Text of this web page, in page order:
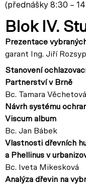
(přednášky 8:30 –
Blok IV.
Prezentace
garant Ing. Jiří
Stanovení
Partnerství v Brně
Bc. Tamara Věchetová
Návrh systému
Viscum album
Bc. Jan Bábek
Vlastnosti dřevních
a Phellinus v
Bc. Iveta Mikesková
Analýza dřevin na